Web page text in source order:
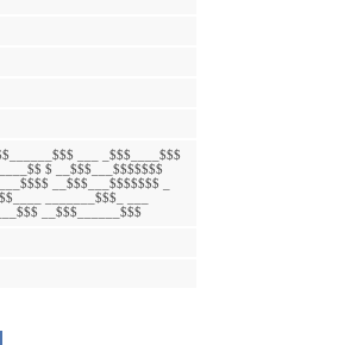
___ _$$$____$$$
$ __$$$___$$$$$$$
__$$$___$$$$$$$ _
_______$$$_ ___
__$$$______$$$